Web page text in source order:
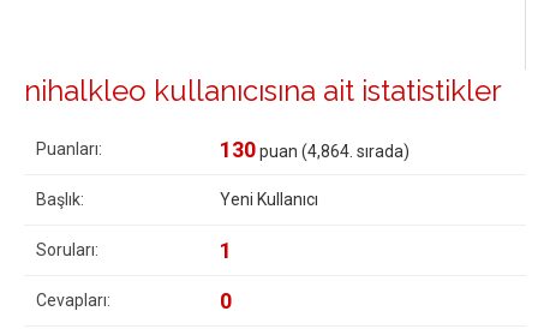
nihalkleo kullanıcısına ait istatistikler
Puanları: 130puan (4,864 . sırada)
Başlık: Yeni Kullanıcı
Soruları: 1
Cevapları: 0